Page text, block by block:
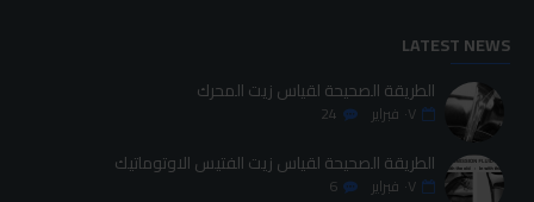
LATEST NEWS
الطريقة الصحيحة لقياس زيت المحرك
٠٧ فبراير 24
الطريقة الصحيحة لقياس زيت الفتيس الاوتوماتيك
٠٧ فبراير 6